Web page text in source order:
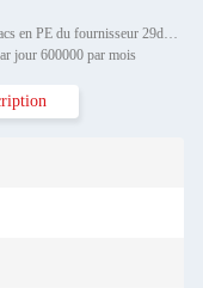
Détails d'emballage: Un produit avec un emballage en sacs en PE du fournisseur 29dBi Antenne Pioneer Car GPS Antenne Omni
jour 600000 par mois